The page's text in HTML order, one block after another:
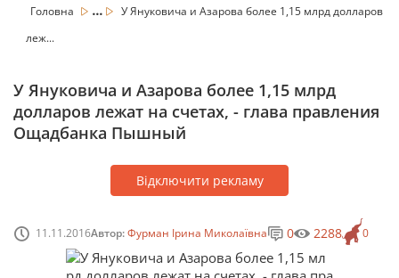
Головна ...
У Януковича и Азарова более 1,15 млрд долларов
леж...
У Януковича и Азарова более 1,15 млрд
долларов лежат на счетах, - глава правления
Ощадбанка Пышный
Відключити рекламу
11.11.2016Автор:Фурман Ірина Миколаївна 0
0 2288